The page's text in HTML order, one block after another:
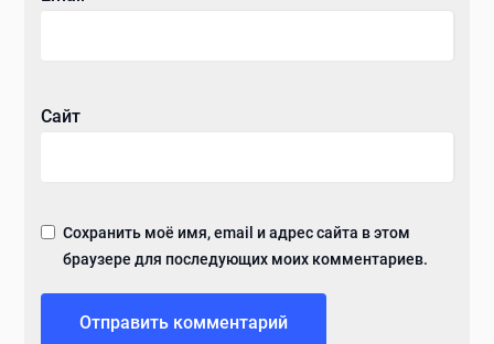
Сайт
Сохранить моё имя, email и адрес сайта в этом
браузере для последующих моих комментариев.